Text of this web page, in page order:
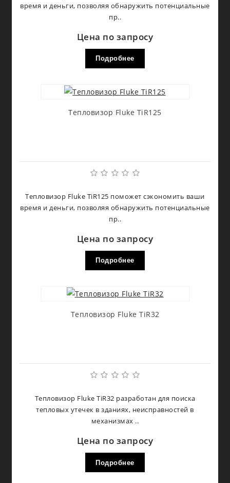
время и деньги, позволяя обнаружить потенциальные
пр..
Цена по запросу
Подробнее
Тепловизор Fluke TiR125
Тепловизор Fluke TiR125 поможет сэкономить ваши
время и деньги, позволяя обнаружить потенциальные
пр..
Цена по запросу
Подробнее
Тепловизор Fluke TiR32
Тепловизор Fluke TiR32 разработан для поиска
тепловых утечек в зданиях, неисправностей в
механизмах ..
Цена по запросу
Подробнее